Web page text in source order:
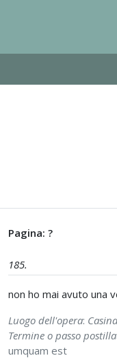
Pagina: ?
185.
non ho mai avuto una
Luogo dell'opera: Casina
Termine o passo
umquam est